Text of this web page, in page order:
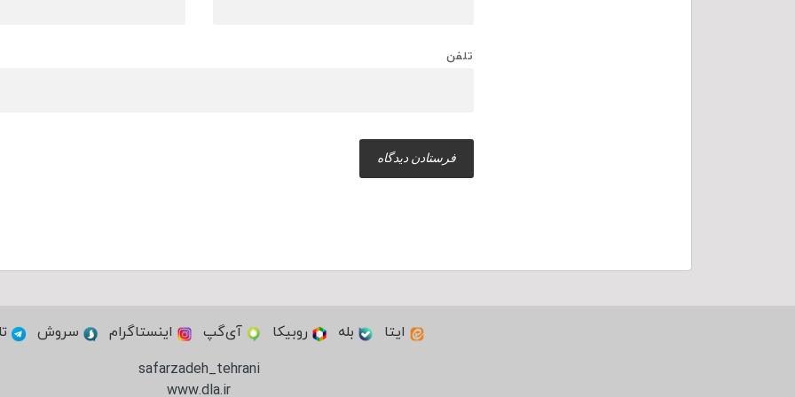
تلفن
ایتا بله روبیکا آی‌گپ اینستاگرام سروش
safarzadeh_tehrani
www.dla.ir